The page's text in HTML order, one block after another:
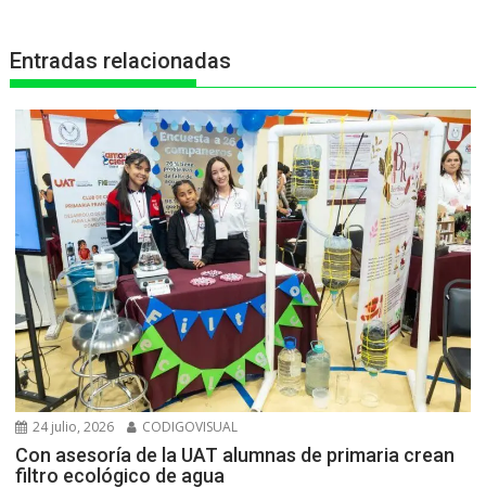
p
k
e
Entradas relacionadas
24 julio, 2026 CODIGOVISUAL
Con asesoría de la UAT alumnas de primaria crean
filtro ecológico de agua